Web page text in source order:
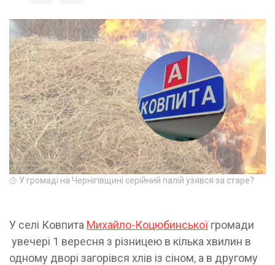
У громаді на Чернігівщині серійний палій узявся за старе?
У селі Ковпита Михайло-Коцюбинськоїгромади
увечері 1 вересня з різницею в кілька хвилин в
одному дворі загорівся хлів із сіном, а в другому